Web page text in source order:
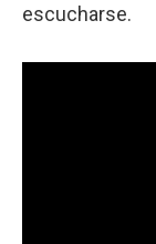
escucharse.